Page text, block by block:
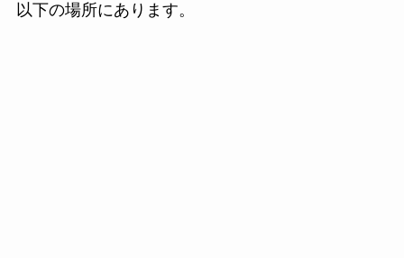
以下の場所にあります。